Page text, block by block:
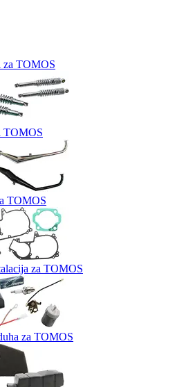
za TOMOS
TOMOS
TOMOS
za TOMOS
za TOMOS